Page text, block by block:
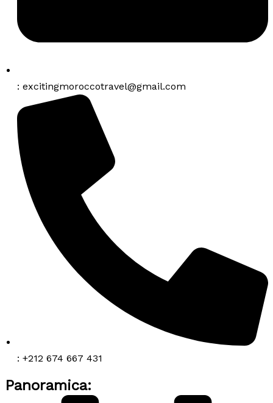
: excitingmoroccotravel@gmail.com
: +212 674 667 431
Panoramica: